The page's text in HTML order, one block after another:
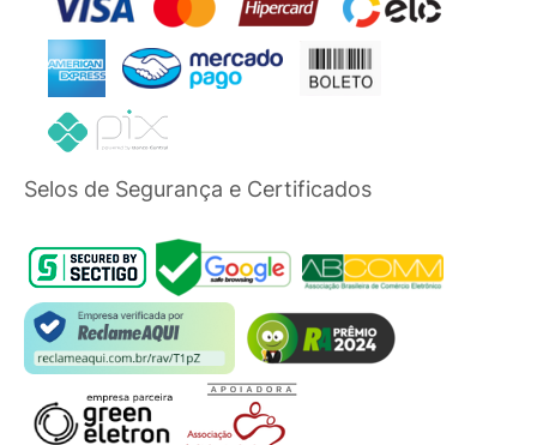
Selos de Segurança e Certificados